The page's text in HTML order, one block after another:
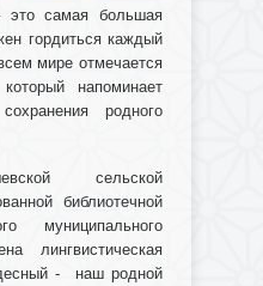
это самая большая
гордиться каждый
мире отмечается
напоминает
родного
сельской
библиотечной
муниципального
лингвистическая
- наш родной